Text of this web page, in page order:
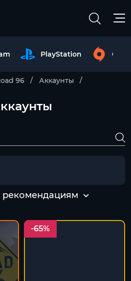
PlayStation
96 Аккаунты
рекомендациям
-65%